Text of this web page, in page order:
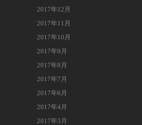
2017年12月
2017年11月
2017年10月
2017年9月
2017年8月
2017年7月
2017年6月
2017年4月
2017年3月